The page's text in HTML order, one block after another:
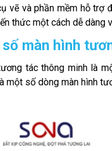
vẽ và phần mềm hỗ trợ
thức một cách dễ dàng
màn hình
tác thông minh là
một số dòng màn hình